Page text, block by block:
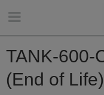
TANK-600-
(End of Life)